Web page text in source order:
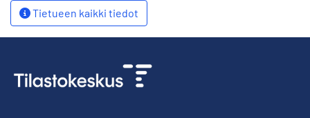
Tietueen kaikki tiedot